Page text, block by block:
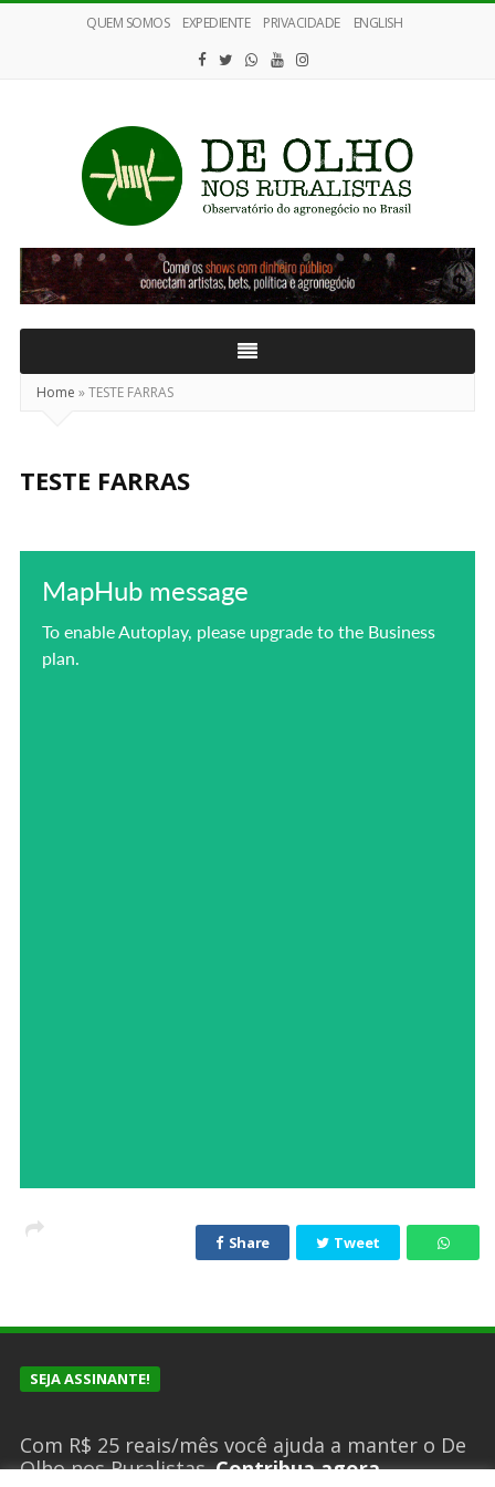
QUEM SOMOS EXPEDIENTE PRIVACIDADE ENGLISH
Olho
nos
Ruralistas
Home »TESTE FARRAS
TESTE FARRAS
Share Tweet
SEJA ASSINANTE!
Com R$ 25 reais/mês você ajuda a manter o De
Olho nos Ruralistas.Contribua agora